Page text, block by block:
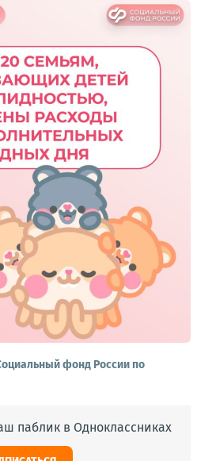
фонд России по
паблик в Одноклассниках